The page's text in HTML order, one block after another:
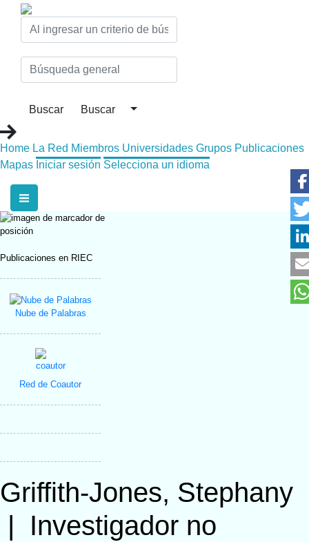
Home La Red Miembros Universidades Grupos Publicaciones
Mapas Iniciar sesión Selecciona un idioma
Publicaciones en RIEC
Nube de Palabras
Red de Coautor
Griffith-Jones, Stephany
| Investigador no